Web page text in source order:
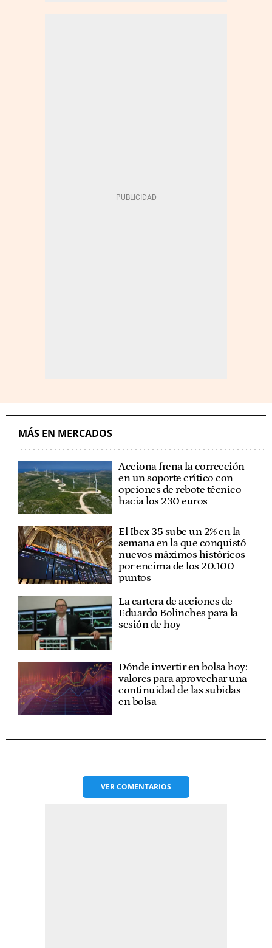
MÁS EN MERCADOS
Acciona frena la corrección
en un soporte crítico con
opciones de rebote técnico
hacia los 230 euros
El Ibex 35 sube un 2% en la
semana en la que conquistó
nuevos máximos históricos
por encima de los 20.100
puntos
La cartera de acciones de
Eduardo Bolinches para la
sesión de hoy
Dónde invertir en bolsa hoy:
valores para aprovechar una
continuidad de las subidas
en bolsa
VERCOMENTARIOS